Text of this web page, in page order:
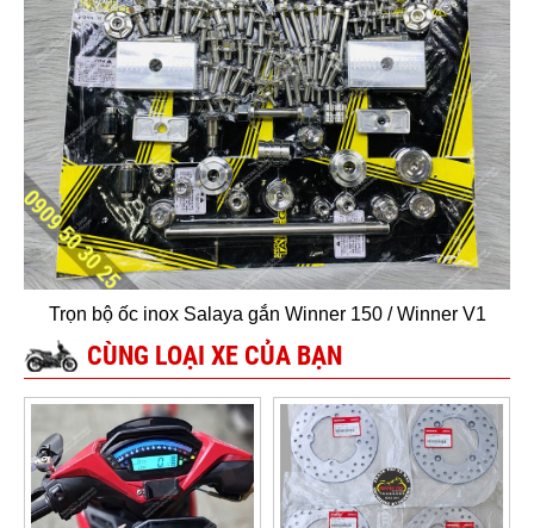
Trọn bộ ốc inox Salaya gắn Winner 150 / Winner V1
CÙNG LOẠI XE CỦA BẠN